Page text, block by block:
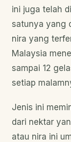
ini juga telah
satunya yang
nira yang
Malaysia
sampai 12
setiap
Jenis ini
dari nektar
atau nira ini